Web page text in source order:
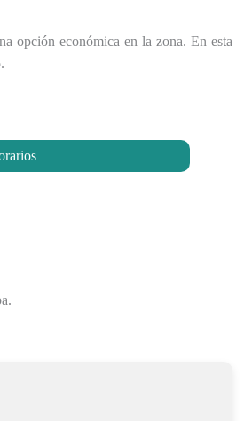
opción económica en la zona. En esta